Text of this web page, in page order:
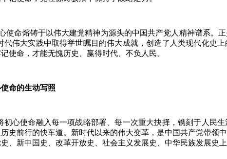
命熔铸于以伟大建党精神为源头的中国共产党人精神谱系。
伟大实践中取得举世瞩目的伟大成就，创造了人类现代化史
使命，才能无愧历史、赢得时代、不负人民。
命的生动写照
使命融入每一项战略部署、每一次重大抉择，镌刻于人民
史前行的快车道。新时代以来的伟大变革，是中国共产党带领
新中国史、改革开放史、社会主义发展史、中华民族发展史上